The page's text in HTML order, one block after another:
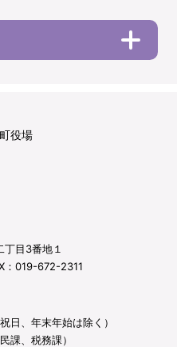
目3番地１
：019-672-2311
日、年末年始は除く）
課、税務課）